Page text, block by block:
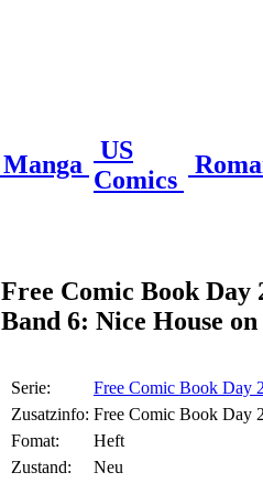
Manga
US
Comics
Free Comic Book Day
Band 6: Nice House
Serie:
Free Comic Book Day
Zusatzinfo: Free Comic Book Day
Fomat:
Heft
Zustand:
Neu